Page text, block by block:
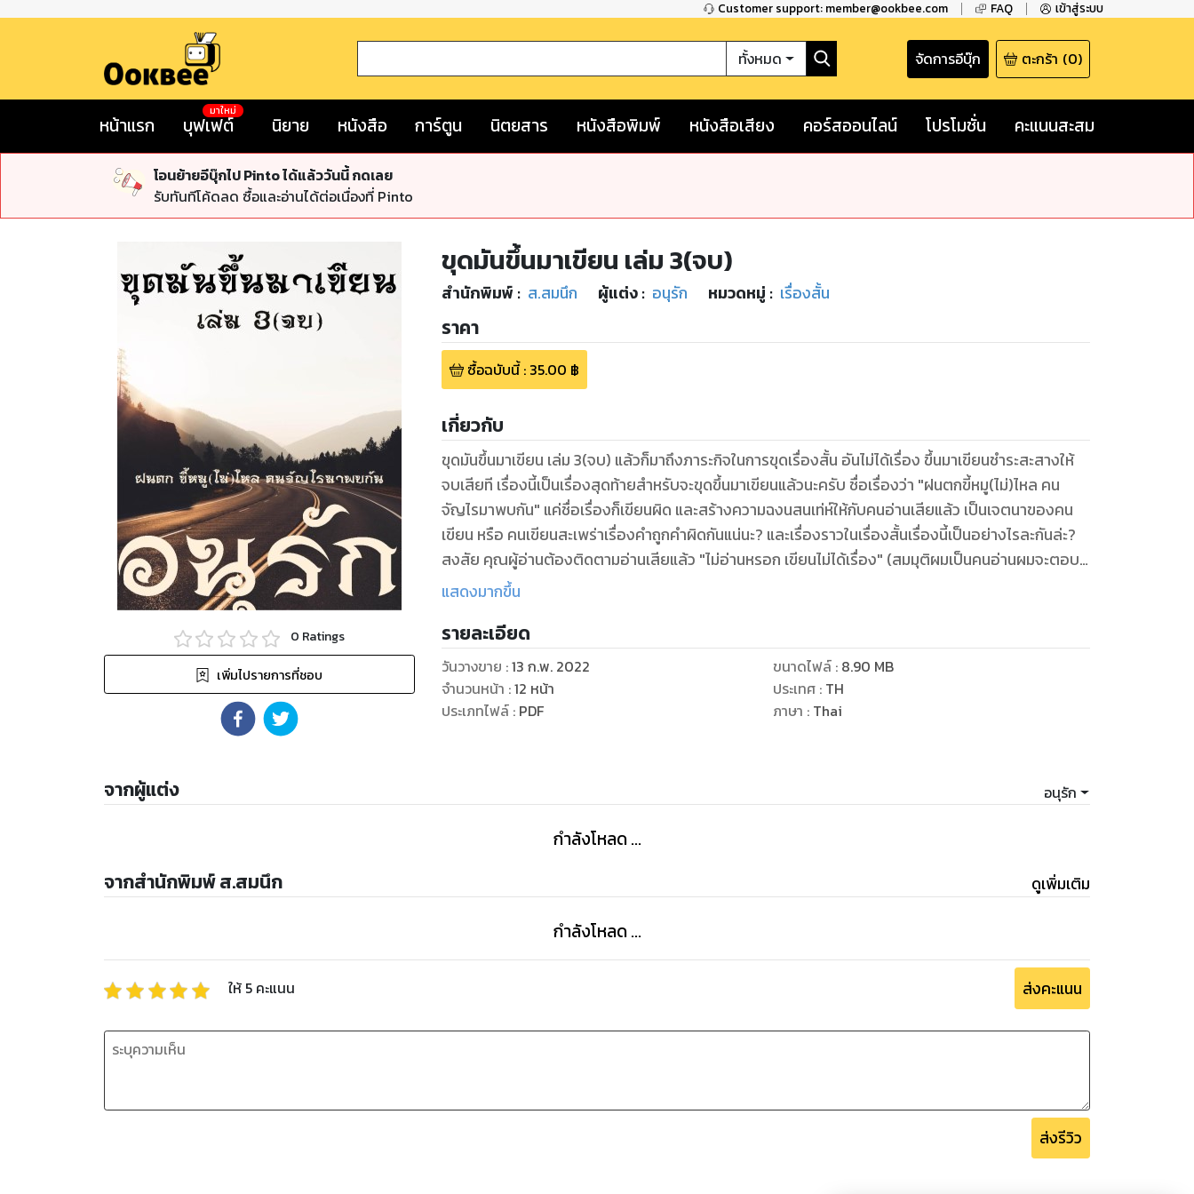
Customer support: member@ookbee.com FAQ เข้าสู่ระบบ
ทั้งหมด จัดการอีบุ๊ก ตะกร้า (0)
หน้าแรก บุฟเฟต์
มาใหม่
นิยาย หนังสือ การ์ตูน นิตยสาร หนังสือพิมพ์ หนังสือเสียง คอร์สออนไลน์ โปรโมชั่น คะแนนสะสม
โอนย้ายอีบุ๊กไป Pinto ได้แล้ววันนี้ กดเลย
รับทันทีโค้ดลด ซื้อและอ่านได้ต่อเนื่องที่ Pinto
0 Ratings
เพิ่มไปรายการที่ชอบ
ขุดมันขึ้นมาเขียน เล่ม 3(จบ)
สำนักพิมพ์ : ส.สมนึก ผู้แต่ง : อนุรัก หมวดหมู่ : เรื่องสั้น
ราคา
ซื้อฉบับนี้: 35.00 ฿
เกี่ยวกับ
ขุดมันขึ้นมาเขียน เล่ม 3(จบ) แล้วก็มาถึงภาระกิจในการขุดเรื่องสั้น อันไม่ได้เรื่อง ขึ้นมาเขียนชำระสะสางให้
จบเสียที เรื่องนี้เป็นเรื่องสุดท้ายสำหรับจะขุดขึ้นมาเขียนแล้วนะครับ ชื่อเรื่องว่า "ฝนตกขี้หมู(ไม่)ไหล คน
จัญไรมาพบกัน" แค่ชื่อเรื่องก็เขียนผิด และสร้างความฉงนสนเท่ห์ให้กับคนอ่านเสียแล้ว เป็นเจตนาของคน
เขียน หรือ คนเขียนสะเพร่าเรื่องคำถูกคำผิดกันแน่นะ? และเรื่องราวในเรื่องสั้นเรื่องนี้เป็นอย่างไรละกันล่ะ?
สงสัย คุณผู้อ่านต้องติดตามอ่านเสียแล้ว "ไม่อ่านหรอก เขียนไม่ได้เรื่อง" (สมมุติผมเป็นคนอ่านผมจะตอบ
อย่างนี้" และผมก็จะต้องตัวผมเอง "ฮ่า ๆ ไม่อ่านก็ไม่เป็นไร เพราะผมขุดมันขึ้นมาเขียนจนจบสามเล่มพอดี
แสดงมากขึ้น
รายละเอียด
วันวางขาย :13 ก.พ. 2022
จำนวนหน้า :12 หน้า
ประเภทไฟล์: PDF
ขนาดไฟล์: 8.90 MB
ประเทศ : TH
ภาษา : Thai
จากผู้แต่ง อนุรัก
กำลังโหลด ...
จากสำนักพิมพ์ ส.สมนึก ดูเพิ่มเติม
กำลังโหลด ...
ให้ 5 คะแนน ส่งคะแนน
ส่งรีวิว